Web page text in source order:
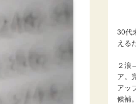
30代
える
２浪
ア。
アッ
候補。